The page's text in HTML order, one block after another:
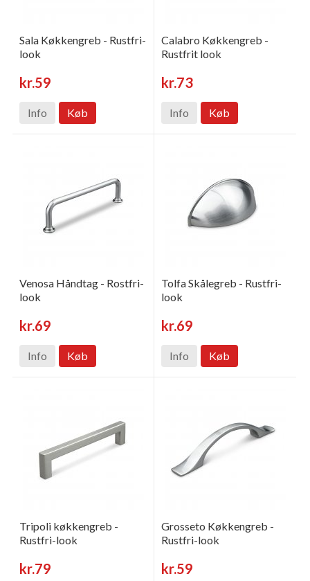
Sala Køkkengreb - Rustfri-
look
kr.59
Info Køb
Calabro Køkkengreb -
Rustfrit look
kr.73
Info Køb
Venosa Håndtag - Rostfri-
look
kr.69
Info Køb
Tolfa Skålegreb - Rustfri-
look
kr.69
Info Køb
Tripoli køkkengreb -
Rustfri-look
kr.79
Grosseto Køkkengreb -
Rustfri-look
kr.59